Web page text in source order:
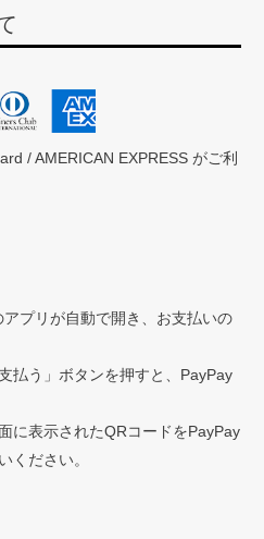
/ AMERICAN EXPRESS がご利
プリが自動で開き、お支払いの
払う」ボタンを押すと、PayPay
に表示されたQRコードをPayPay
ください。